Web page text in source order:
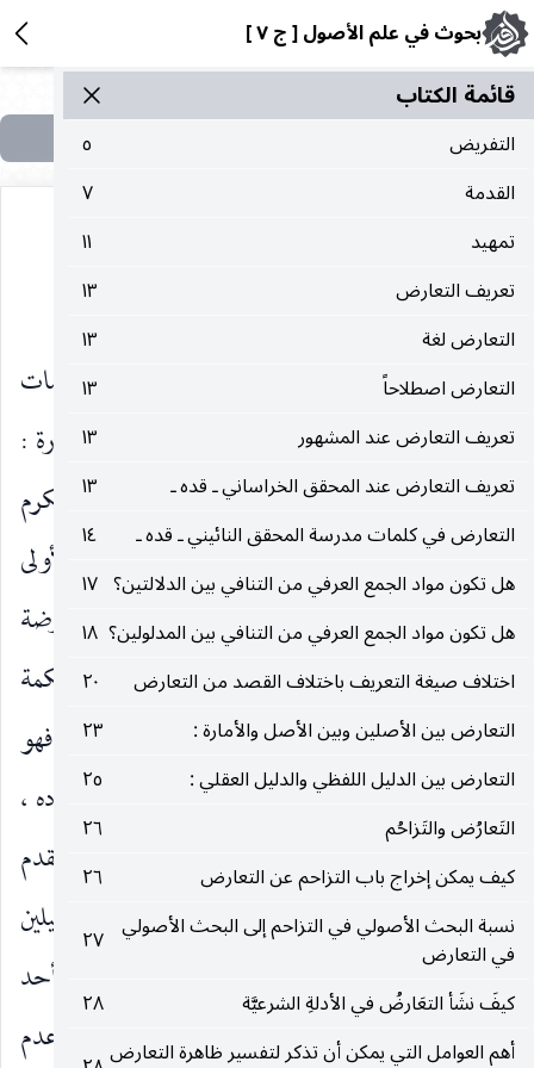
بحوث في علم الأصول [ ج ٧ ]
قائمة الکتاب
التفريض
٥
القدمة
٧
تمهيد
١١
تعريف التعارض
١٣
التعارض لغة
١٣
التعارض اصطلاحاً
١٣
تعريف التعارض عند المشهور
١٣
تعريف التعارض عند المحقق الخراساني ـ قده ـ
١٣
التعارض في كلمات مدرسة المحقق النائيني ـ قده ـ
١٤
هل تكون مواد الجمع العرفي من التنافي بين الدلالتين؟ ١٧
هل تكون مواد الجمع العرفي من التنافي بين المدلولين؟ ١٨
اختلاف صيغة التعريف باختلاف القصد من التعارض
٢٠
التعارض بين الأصلين وبين الأصل والأمارة :
٢٣
التعارض بين الدليل اللفظي والدليل العقلي :
٢٥
التَعارُض والتَزاحُم
٢٦
كيف يمكن إخراج باب التزاحم عن التعارض
٢٦
نسبة البحث الأصولي في التزاحم إلى البحث الأصولي
في التعارض
٢٧
كيفَ نشَأ التعَارضُ في الأدلةِ الشرعيَّة
٢٨
أهم العوامل التي يمكن أن تذكر لتفسير ظاهرة التعارض
التقييد هو رفع اليد عن الإطلاق الثابت بمقدمات
الحكمة باعتبار وجود دال على التقييد. وهذا الدال تارة :
نفرضه متصلاً ، كما إذا قال ( أكرم الشعراء ولا تكرم
فساقهم ) وأخرى : نفرضه منفصلاً ، ففي الصورة الأولى
لا يوجد أي تعارض حقيقي بين الدالين لأن معارضة
الإطلاق للدال على التقييد فرع تمامية مقدمات الحكمة
ووجود دال متصل على التقييد رافع لمقدمات الحكمة فهو
وارد على دليلية الدال الآخر على الإطلاق لا على مفاده ،
وهو نحو من الورود يغاير الورود المتقدم ، فإن ما تقدم
من الورود كان يعني ارتفاع الموضوع لمفاد أحد الدليلين
بسبب مفاد الآخر وأما هذا فيعني ارتفاع دليلية أحد
الدليلين بسبب دليلية الدليل الآخر. وهذا هو ملاك عدم